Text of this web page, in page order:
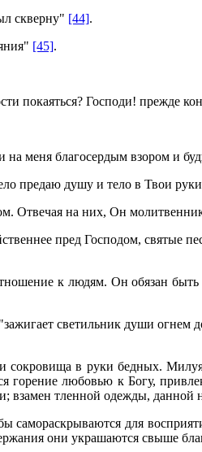
скверну" [44].
[45].
покаяться? Господи! прежде
на меня благосердым взором и
предаю душу и тело в Твои
на них, Он
пред Господом, святые
к людям. Он обязан
светильник души огнем
в руки бедных.
горение любовью к Богу,
взамен тленной одежды, данной
для
они украшаются свыше